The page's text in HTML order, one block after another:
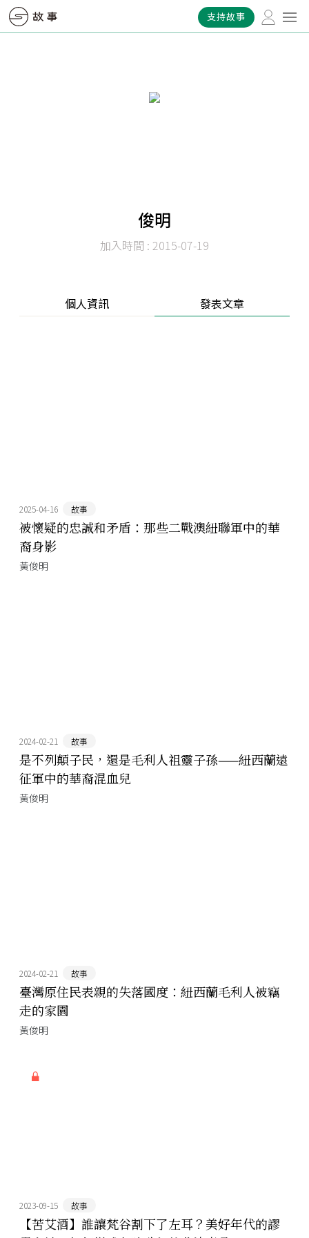
支持故事
俊明
加入時間 : 2015-07-19
個人資訊 發表文章
2025-04-16 故事
被懷疑的忠誠和矛盾：那些二戰澳紐聯軍中的華
裔身影
黃俊明
2024-02-21 故事
是不列顛子民，還是毛利人祖靈子孫——紐西蘭遠
征軍中的華裔混血兒
黃俊明
2024-02-21 故事
臺灣原住民表親的失落國度：紐西蘭毛利人被竊
走的家園
黃俊明
2023-09-15 故事
【苦艾酒】誰讓梵谷割下了左耳？美好年代的謬